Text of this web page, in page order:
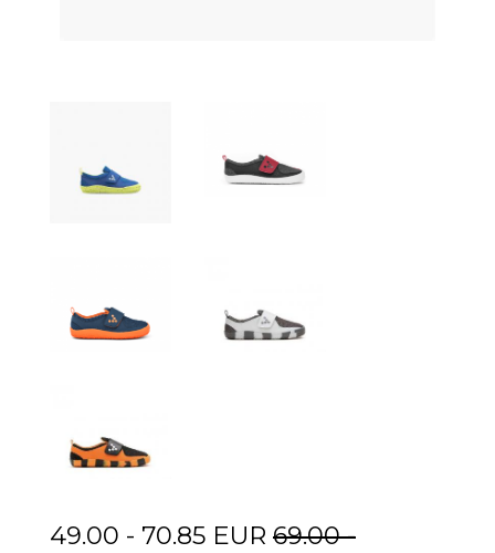
49.00 - 70.85 EUR 69.00 -